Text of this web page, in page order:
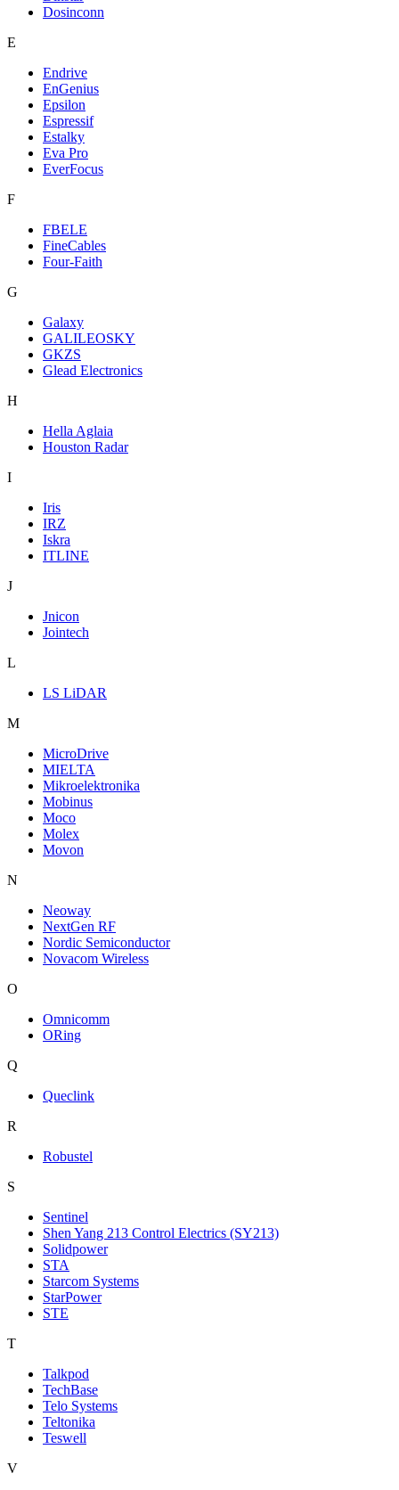
Dosinconn
E
Endrive
EnGenius
Epsilon
Espressif
Estalky
Eva Pro
EverFocus
F
FBELE
FineCables
Four-Faith
G
Galaxy
GALILEOSKY
GKZS
Glead Electronics
H
Hella Aglaia
Houston Radar
I
Iris
IRZ
Iskra
ITLINE
J
Jnicon
Jointech
L
LS LiDAR
M
MicroDrive
MIELTA
Mikroelektronika
Mobinus
Moco
Molex
Movon
N
Neoway
NextGen RF
Nordic Semiconductor
Novacom Wireless
O
Omnicomm
ORing
Q
Queclink
R
Robustel
S
Sentinel
Shen Yang 213 Control Electrics (SY213)
Solidpower
STA
Starcom Systems
StarPower
STE
T
Talkpod
TechBase
Telo Systems
Teltonika
Teswell
V